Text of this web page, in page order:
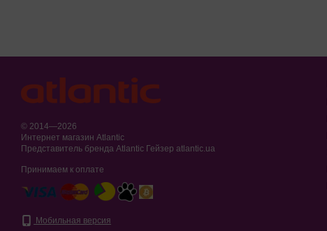
© 2014—2026
Интернет магазин Atlantic
Представитель бренда Atlantic Гейзер atlantic.ua
Принимаем к оплате
Мобильная версия